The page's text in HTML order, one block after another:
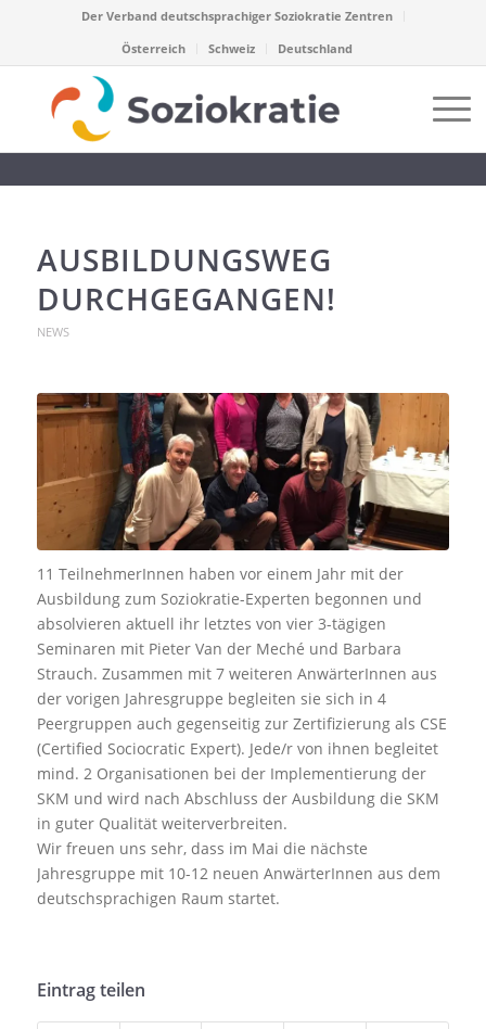
Der Verband deutschsprachiger Soziokratie Zentren
Österreich
Schweiz Deutschland
AUSBILDUNGSWEG
DURCHGEGANGEN!
NEWS
11 TeilnehmerInnen haben vor einem Jahr mit der
Ausbildung zum Soziokratie-Experten begonnen und
absolvieren aktuell ihr letztes von vier 3-tägigen
Seminaren mit Pieter Van der Meché und Barbara
Strauch. Zusammen mit 7 weiteren AnwärterInnen aus
der vorigen Jahresgruppe begleiten sie sich in 4
Peergruppen auch gegenseitig zur Zertifizierung als CSE
(Certified Sociocratic Expert). Jede/r von ihnen begleitet
mind. 2 Organisationen bei der Implementierung der
SKM und wird nach Abschluss der Ausbildung die SKM
in guter Qualität weiterverbreiten.
Wir freuen uns sehr, dass im Mai die nächste
Jahresgruppe mit 10-12 neuen AnwärterInnen aus dem
deutschsprachigen Raum startet.
Eintrag teilen